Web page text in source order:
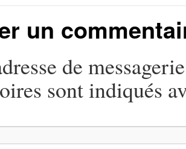
un
de
sont indiqués